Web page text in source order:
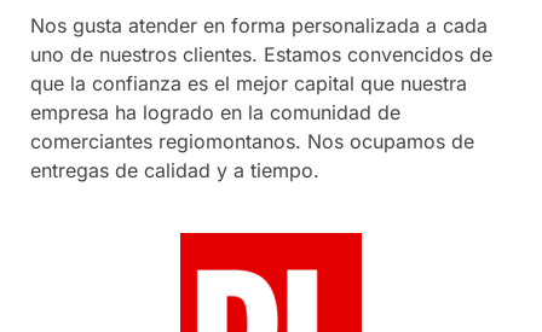
Nos gusta atender en forma personalizada a cada
uno de nuestros clientes. Estamos convencidos de
que la confianza es el mejor capital que nuestra
empresa ha logrado en la comunidad de
comerciantes regiomontanos. Nos ocupamos de
entregas de calidad y a tiempo.